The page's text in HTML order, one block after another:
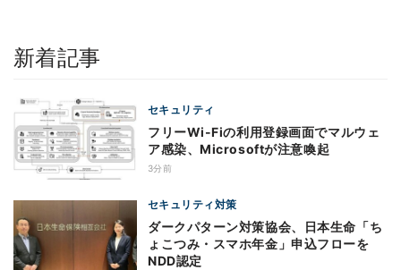
新着記事
セキュリティ
フリーWi-Fiの利用登録画面でマルウェ
ア感染、Microsoftが注意喚起
3分前
セキュリティ対策
ダークパターン対策協会、日本生命「ち
ょこつみ・スマホ年金」申込フローを
NDD認定